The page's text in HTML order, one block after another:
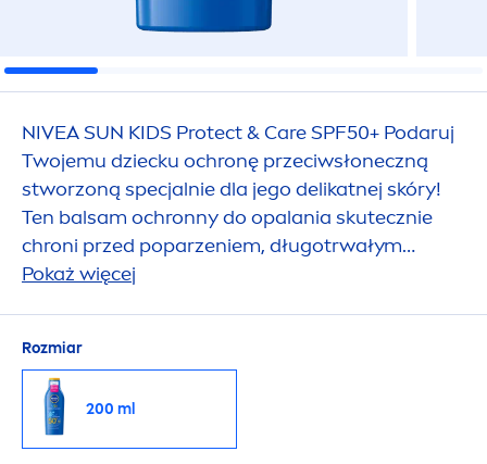
NIVEASUN KIDS Protect& CareSPF50+ Podaruj
Twojemu dziecku ochronę przeciwsłoneczną
stworzoną specjalnie dla jego delikatnej skóry!
Ten balsam ochronny do opalania skutecznie
chroni przed poparzeniem, długotrwałym
uszkodzeniem skóry na skutek promieniowania
Pokaż więcej
Rozmiar
200 ml